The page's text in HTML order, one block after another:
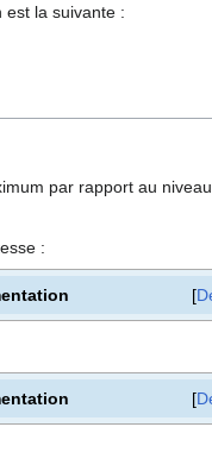
est la suivante :
par rapport au
: